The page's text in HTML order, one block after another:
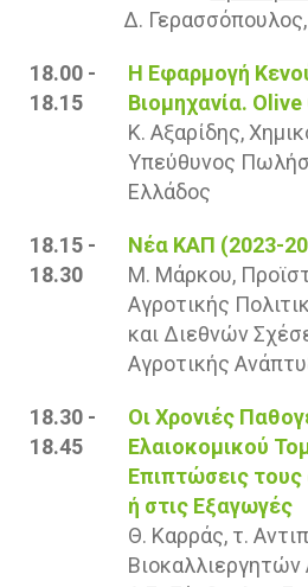
Δ.
18.00 -
18.15
Η Εφαρμογή
Βιομηχανία.
Κ. Αξαρίδης,
Υπεύθυνος
Ελλάδος
18.15 -
18.30
Νέα ΚΑΠ (2023-
Μ. Μάρκου,
Αγροτικής
και Διεθνών
Αγροτικής
18.30 -
18.45
Οι Χρονιές
Ελαιοκομικού
Επιπτώσεις
ή στις Εξαγωγές
Θ. Καρράς, τ.
Βιοκαλλιεργητών